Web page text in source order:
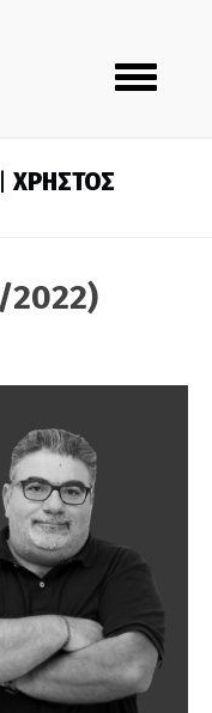
Toggle
navigation
ΧΡΗΣΤΟΣ
2022)